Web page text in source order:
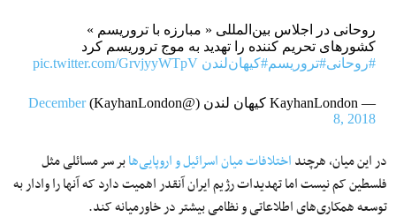
روحانی در اجلاس بین‌المللی « مبارزه با تروریسم »
کشور‌های تحریم کننده را تهدید به موج تروریسم کرد
#روحانی#تروریسم#کیهان‌لندن pic.twitter.com/GrvjyyWTpV
— KayhanLondon کیهان لندن (@KayhanLondon)
December
8, 2018
در این میان، هرچنداختلافات میان اسرائیل و اروپایی‌هابر سر مسائلی مثل
فلسطین کم نیست اما تهدیدات رژیم ایران آنقدر اهمیت دارد که آنها را وادار به
توسعه همکاری‌های اطلاعاتی و نظامی بیشتر در خاورمیانه کند.